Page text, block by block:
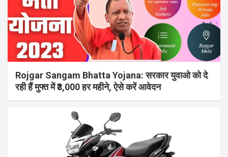
Rojgar Sangam Bhatta Yojana: सरकार युवाओ को दे
रही हैं मुफ्त में ₹3,000 हर महीने, ऐसे करें आवेदन